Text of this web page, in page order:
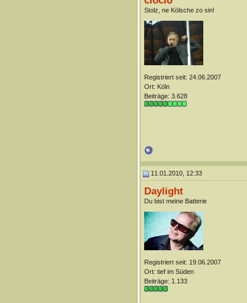
Stolz, ne Kölsche zo sin!
Registriert seit: 24.06.2007
Ort: Köln
Beiträge: 3.628
11.01.2010, 12:33
Daylight
Du bist meine Batterie
Registriert seit: 19.06.2007
Ort: tief im Süden
Beiträge: 1.133